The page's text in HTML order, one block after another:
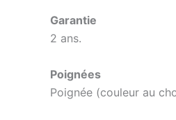
Garantie
2 ans.
Poignées
Poignée (couleur au